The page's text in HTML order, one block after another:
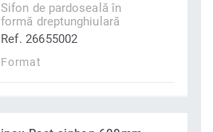
Sifon de pardoseală în
formă dreptunghiulară
Ref. 26655002
Format